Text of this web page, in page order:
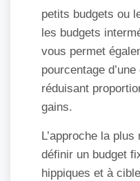
petits budgets ou
les budgets
vous permet
pourcentage
réduisant
gains.
L’approche la
définir un budget
hippiques et à